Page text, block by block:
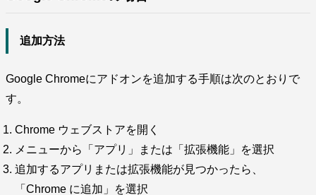
追加方法
Google Chromeにアドオンを追加する手順は次のとおりで
す。
Chrome ウェブストアを開く
メニューから「アプリ」または「拡張機能」を選択
追加するアプリまたは拡張機能が見つかったら、
「Chrome に追加」を選択